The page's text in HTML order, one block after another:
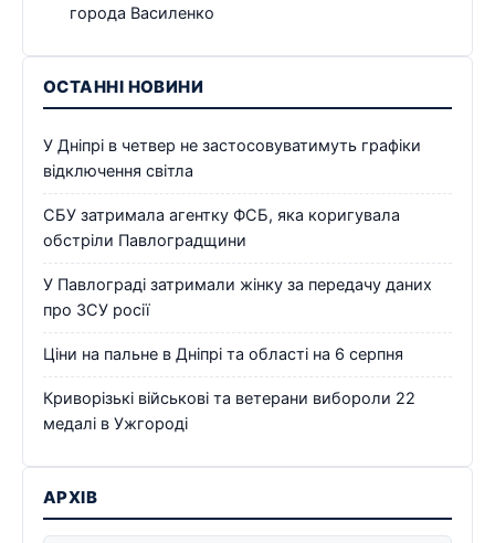
города Василенко
ОСТАННІ НОВИНИ
У Дніпрі в четвер не застосовуватимуть графіки
відключення світла
СБУ затримала агентку ФСБ, яка коригувала
обстріли Павлоградщини
У Павлограді затримали жінку за передачу даних
про ЗСУ росії
Ціни на пальне в Дніпрі та області на 6 серпня
Криворізькі військові та ветерани вибороли 22
медалі в Ужгороді
АРХІВ